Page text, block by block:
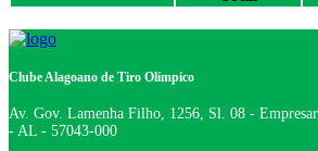
Clube Alagoano de Tiro Olímpico
Av. Gov. Lamenha Filho, 1256, Sl. 08 -
- AL - 57043-000